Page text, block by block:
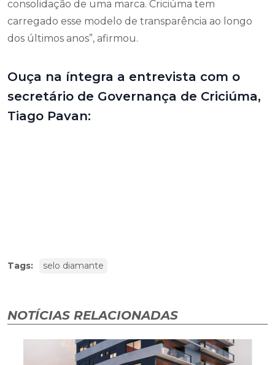
consolidação de uma marca. Criciúma tem
carregado esse modelo de transparência ao longo
dos últimos anos”, afirmou.
Ouça na íntegra a entrevista com o
secretário de Governança de Criciúma,
Tiago Pavan:
Tags: selo diamante
NOTÍCIAS RELACIONADAS